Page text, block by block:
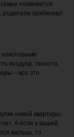
появляется
прибегают
некоторыми
воздуха, теснота
– все это
новой квартиры.
А если в вашей
малыш, то